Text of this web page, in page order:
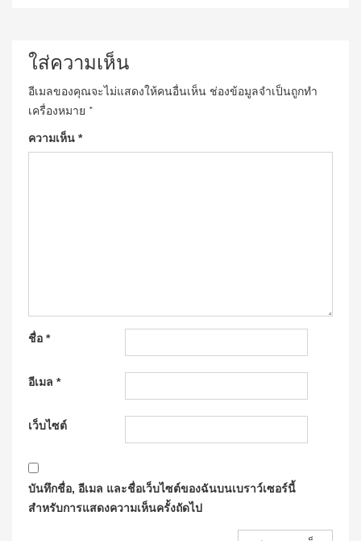
ใส่ความเห็น
อีเมลของคุณจะไม่แสดงให้คนอื่นเห็น ช่องข้อมูลจำเป็นถูกทำ
เครื่องหมาย *
ความเห็น *
ชื่อ *
อีเมล *
เว็บไซต์
บันทึกชื่อ, อีเมล และชื่อเว็บไซต์ของฉันบนเบราว์เซอร์นี้
สำหรับการแสดงความเห็นครั้งถัดไป